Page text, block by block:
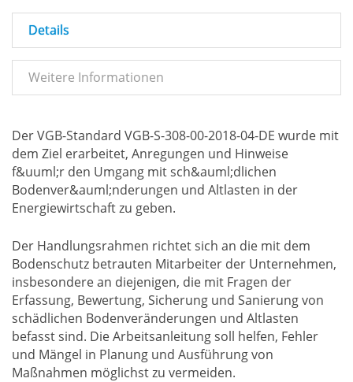
Details
Weitere Informationen
Der VGB-Standard VGB-S-308-00-2018-04-DE wurde mit
dem Ziel erarbeitet, Anregungen und Hinweise
f&uuml;r den Umgang mit sch&auml;dlichen
Bodenver&auml;nderungen und Altlasten in der
Energiewirtschaft zu geben.
Der Handlungsrahmen richtet sich an die mit dem
Bodenschutz betrauten Mitarbeiter der Unternehmen,
insbesondere an diejenigen, die mit Fragen der
Erfassung, Bewertung, Sicherung und Sanierung von
schädlichen Bodenveränderungen und Altlasten
befasst sind. Die Arbeitsanleitung soll helfen, Fehler
und Mängel in Planung und Ausführung von
Maßnahmen möglichst zu vermeiden.